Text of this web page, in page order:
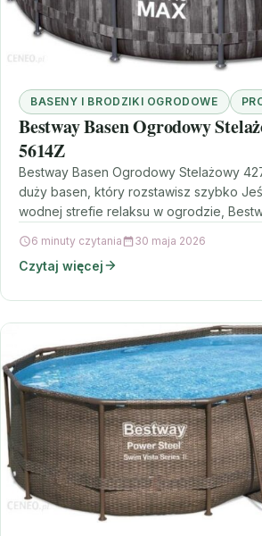
BASENY I BRODZIKI OGRODOWE
Bestway Basen Ogrodowy
5614Z
Bestway Basen Ogrodowy Stelażowy
duży basen, który rozstawisz szybko
wodnej strefie relaksu w ogrodzie,
6 minuty czytania 30 maja 2026
Czytaj więcej